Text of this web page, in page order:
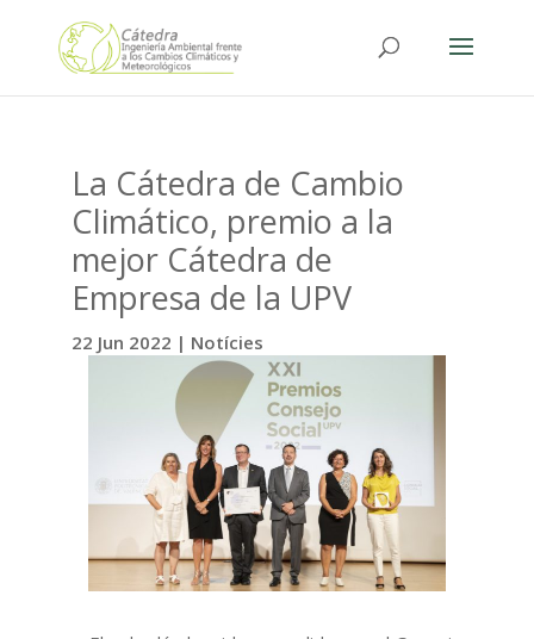
La Cátedra de Cambio
Climático, premio a la
mejor Cátedra de
Empresa de la UPV
22 Jun 2022 | Notícies